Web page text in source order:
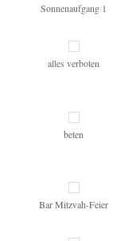
Sonnenaufgang 1
alles verboten
beten
Bar Mitzvah-Feier